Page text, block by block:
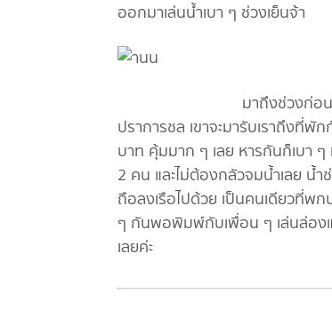
ออกมาเล่นน้ำเบา ๆ ช่วงเย็นจ้า
มาถึงช่วงก่อนเที่ยง ทาง
ปราการชล เขาจะมารับเราถึงที่
บาท คุ้มมาก ๆ เลย หารกันก็เบา
2 คน และไม่ต้องกลัวจมน้ำเลย น้
ถือลงเรือไปด้วย เป็นคนเดียวที่พก
ๆ กันพอพิมพ์กับเพื่อน ๆ เล่นล่องแ
เลยค่ะ